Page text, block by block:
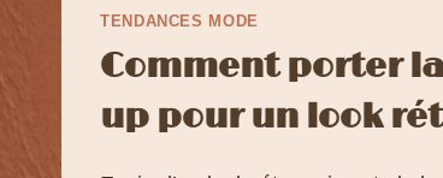
TENDANCES MODE
Comment porter
up pour un look